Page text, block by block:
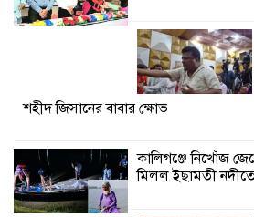
শহীদ জিসানের বাবার ক্ষোভ
কালিগঞ্জে নিখোঁজ
মিলল ইছামতী